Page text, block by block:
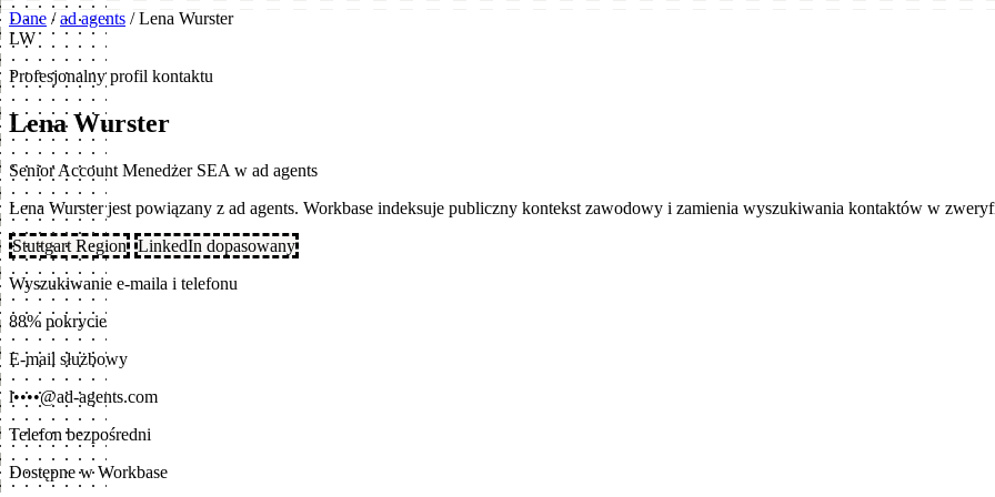
Dane / ad agents / Lena Wurster
LW
Profesjonalny profil kontaktu
Lena Wurster
Senior Account Menedżer SEA w ad agents
Lena Wurster jest powiązany z ad agents. Workbase indeksuje publiczny kontekst zawodowy i zamienia wyszukiwania kontaktów w
Stuttgart Region
LinkedIn dopasowany
Wyszukiwanie e-maila i telefonu
88% pokrycie
E-mail służbowy
l••••@ad-agents.com
Telefon bezpośredni
Dostępne w Workbase